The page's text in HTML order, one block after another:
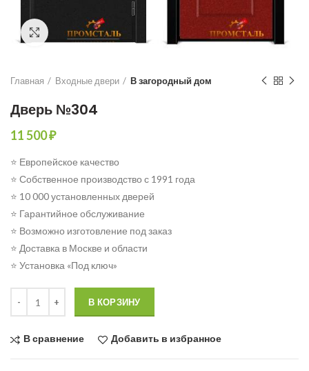
Click to enlarge
Главная Входные двери В загородный дом
Дверь №304
11 500₽
⭐ Европейское качество
⭐ Собственное производство с 1991 года
⭐ 10 000 установленных дверей
⭐ Гарантийное обслуживание
⭐ Возможно изготовление под заказ
⭐ Доставка в Москве и области
⭐ Установка «Под ключ»
В КОРЗИНУ
В сравнение Добавить в избранное